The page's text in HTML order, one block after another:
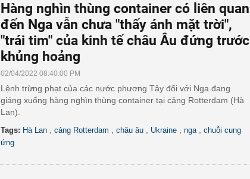
Hàng nghìn thùng container có liên quan
đến Nga vẫn chưa "thấy ánh mặt trời",
"trái tim" của kinh tế châu Âu đứng trước
khủng hoảng
02/04/2022 08:40:00 PM
Lệnh trừng phạt của các nước phương Tây đối với Nga đang
giáng xuống hàng nghìn thùng container tại cảng Rotterdam (Hà
Lan).
Tags: Hà Lan cảng Rotterdam châu âu Ukraine nga
chuỗi cung
ứng